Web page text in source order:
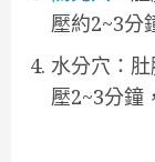
壓約2~3分
水分穴：
壓2~3分鐘